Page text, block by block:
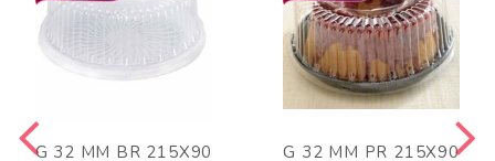
G 32 MM BR 215X90
G 32 MM PR 215X90